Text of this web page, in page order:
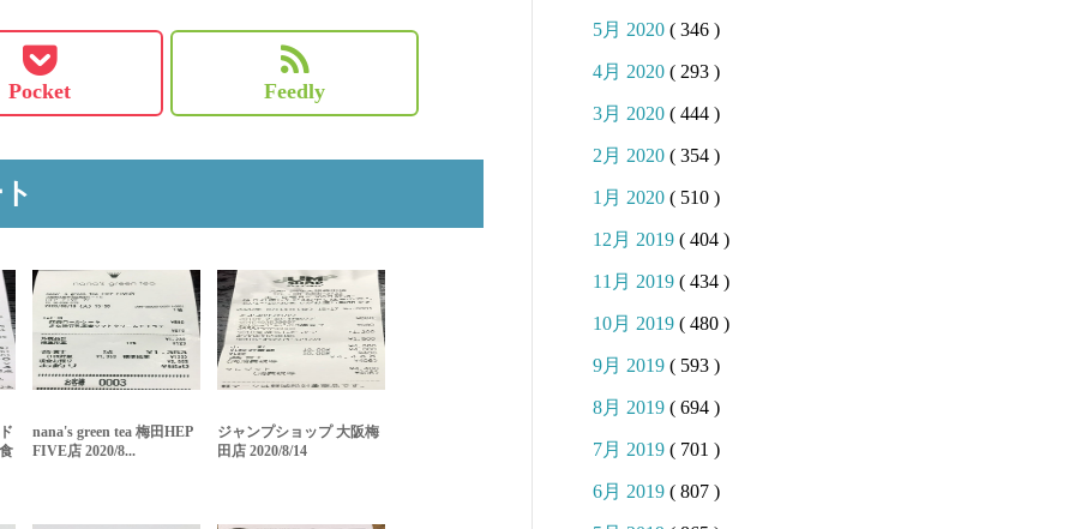
Pocket Feedly
nana's green tea 梅田HEP
FIVE店 2020/8...
ジャンプショップ 大阪梅
田店 2020/8/14
5月 2020 ( 346 )
4月 2020 ( 293 )
3月 2020 ( 444 )
2月 2020 ( 354 )
1月 2020 ( 510 )
12月 2019 ( 404 )
11月 2019 ( 434 )
10月 2019 ( 480 )
9月 2019 ( 593 )
8月 2019 ( 694 )
7月 2019 ( 701 )
6月 2019 ( 807 )